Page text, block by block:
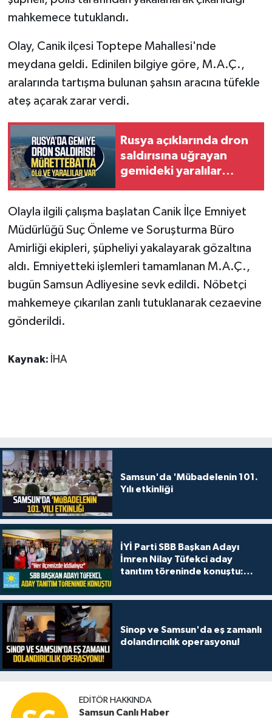
mahkemece tutuklandı.
Olay, Canik ilçesi Toptepe Mahallesi'nde
meydana geldi. Edinilen bilgiye göre, M.A.Ç.,
aralarında tartışma bulunan şahsın aracına tüfekle
ateş açarak zarar verdi.
Rusya açıklarında dron
saldırısına uğrayan
gemideki yaralılar
Olayla ilgili çalışma başlatan Canik İlçe Emniyet
Müdürlüğü Suç Önleme ve Soruşturma Büro
Amirliği ekipleri, şüpheliyi yakalayarak gözaltına
aldı. Emniyetteki işlemleri tamamlanan M.A.Ç.,
bugün Samsun Adliyesine sevk edildi. Nöbetçi
mahkemeye çıkarılan zanlı tutuklanarak cezaevine
gönderildi.
Kaynak: İHA
Samsun'da 'Mübadelenin 101.
Yılı etkinliği
İYİ Parti SBB Başkan Adayı
İmren Nilay Tüfekci aday
tanıtım töreninde konuştu:
Sinop ve Samsun'da eş zamanlı
dolandırıcılık operasyonu!
EDITÖR HAKKINDA
Samsun Canlı Haber